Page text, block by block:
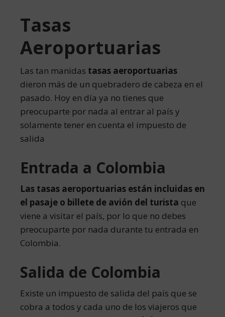
Tasas
Aeroportuarias
Las tan manidas tasas aeroportuarias
dieron más de un quebradero de cabeza en el
pasado. Hoy en día ya no tienes que
preocuparte por nada al entrar al país y
solamente tener en cuenta el impuesto de
salida
Entrada a Colombia
Las tasas aeroportuarias están incluidas en
el pasaje o billete de avión del turista que
viene a visitar el país, por lo que no debes
preocuparte por nada durante tu entrada en
Colombia.
Salida de Colombia
Existe un impuesto de salida del país que se
cobra a todos y cada uno de los viajeros que